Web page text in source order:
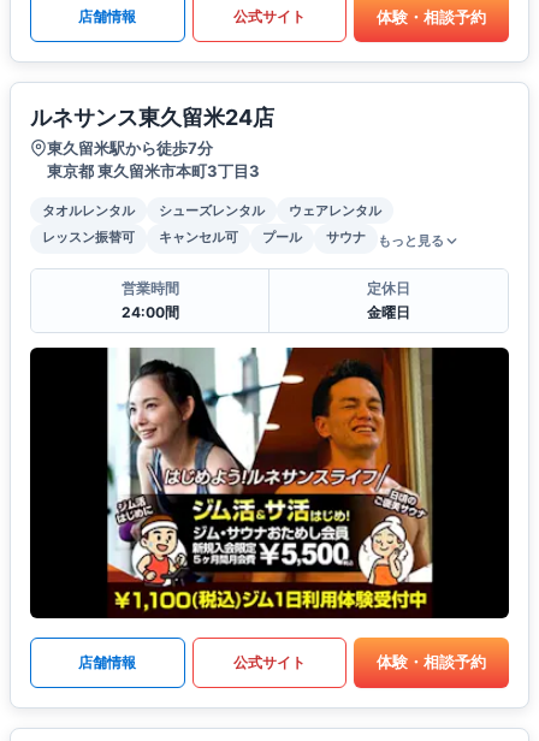
店舗情報 公式サイト 体験・相談予約
ルネサンス東久留米24店
東久留米駅から徒歩7分
東京都 東久留米市本町3丁目3
タオルレンタル シューズレンタル
ウェアレンタル
レッスン振替可
キャンセル可 プール サウナ もっと見る
営業時間
24:00間
定休日
金曜日
店舗情報 公式サイト 体験・相談予約